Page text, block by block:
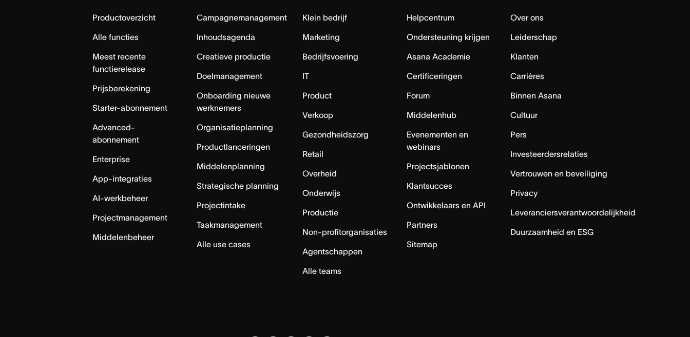
Productoverzicht
Alle functies
Meest recente
functierelease
Prijsberekening
Starter-abonnement
Advanced-
abonnement
Enterprise
App-integraties
AI-werkbeheer
Projectmanagement
Middelenbeheer
Campagnemanagement
Inhoudsagenda
Creatieve productie
Doelmanagement
Onboarding nieuwe
werknemers
Organisatieplanning
Productlanceringen
Middelenplanning
Strategische planning
Projectintake
Taakmanagement
Alle use cases
Klein bedrijf
Marketing
Bedrijfsvoering
IT
Product
Verkoop
Gezondheidszorg
Retail
Overheid
Onderwijs
Productie
Non-profitorganisaties
Agentschappen
Alle teams
Helpcentrum
Ondersteuning krijgen
Asana Academie
Certificeringen
Forum
Middelenhub
Evenementen en
webinars
Projectsjablonen
Klantsucces
Ontwikkelaars en API
Partners
Sitemap
Over ons
Leiderschap
Klanten
Carrières
Binnen Asana
Cultuur
Pers
Investeerdersrelaties
Vertrouwen en beveiliging
Privacy
Leveranciersverantwoordelijkheid
Duurzaamheid en ESG